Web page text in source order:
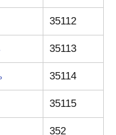
35112
35113
35114
35115
352